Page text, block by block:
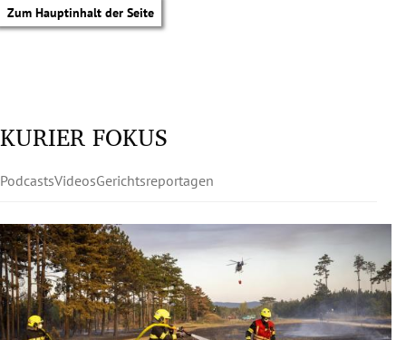
Zum Hauptinhalt der Seite
KURIER FOKUS
PodcastsVideosGerichtsreportagen